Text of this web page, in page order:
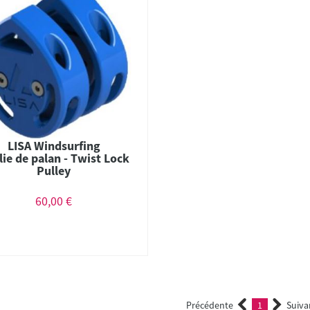
LISA Windsurfing
de palan - Twist Lock
Pulley
60,00 €
Précédente 1 (current)